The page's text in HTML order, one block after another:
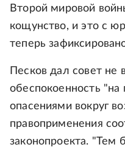
Второй мировой
кощунство, и это с
теперь
Песков дал совет не
обеспокоенность "на
опасениями вокруг
правоприменения
законопроекта. "Тем